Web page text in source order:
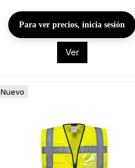
Para ver precios, inicia sesión
Ver
Nuevo